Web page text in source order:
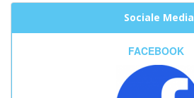
Sociale Media
FACEBOOK